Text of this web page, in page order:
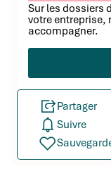
Sur les dossiers
votre entreprise,
accompagner.
Partager
Suivre